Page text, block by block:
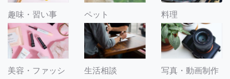
趣味・習い事 ペット 料理
美容・ファッシ
生活相談 写真・動画制作